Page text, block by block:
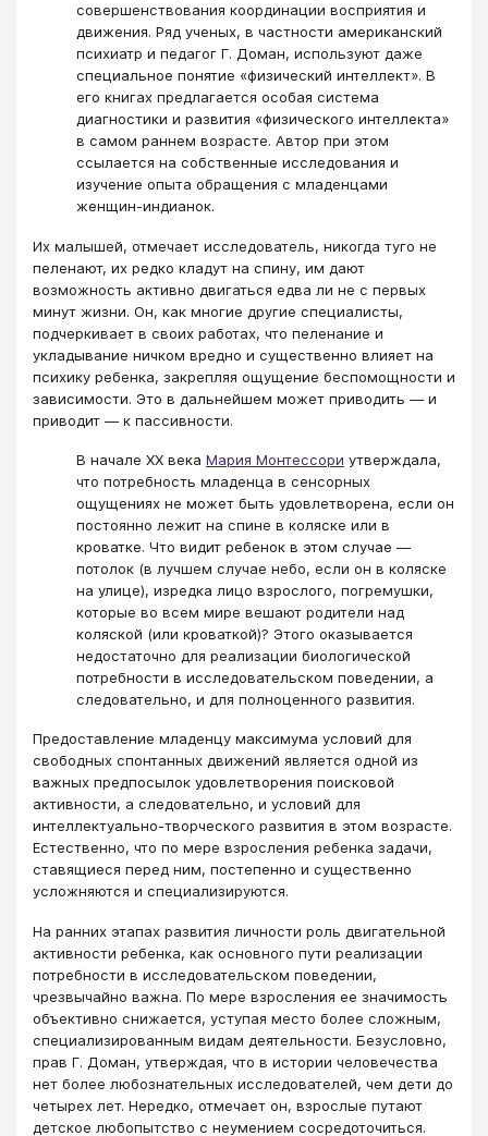
совершенствования координации восприятия и
движения. Ряд ученых, в частности американский
психиатр и педагог Г. Доман, используют даже
специальное понятие «физический интеллект». В
его книгах предлагается особая система
диагностики и развития «физического интеллекта»
в самом раннем возрасте. Автор при этом
ссылается на собственные исследования и
изучение опыта обращения с младенцами
женщин-индианок.
Их малышей, отмечает исследователь, никогда туго не
пеленают, их редко кладут на спину, им дают
возможность активно двигаться едва ли не с первых
минут жизни. Он, как многие другие специалисты,
подчеркивает в своих работах, что пеленание и
укладывание ничком вредно и существенно влияет на
психику ребенка, закрепляя ощущение беспомощности и
зависимости. Это в дальнейшем может приводить ― и
приводит ― к пассивности.
В начале XX века Мария Монтессори утверждала,
что потребность младенца в сенсорных
ощущениях не может быть удовлетворена, если он
постоянно лежит на спине в коляске или в
кроватке. Что видит ребенок в этом случае ―
потолок (в лучшем случае небо, если он в коляске
на улице), изредка лицо взрослого, погремушки,
которые во всем мире вешают родители над
коляской (или кроваткой)? Этого оказывается
недостаточно для реализации биологической
потребности в исследовательском поведении, а
следовательно, и для полноценного развития.
Предоставление младенцу максимума условий для
свободных спонтанных движений является одной из
важных предпосылок удовлетворения поисковой
активности, а следовательно, и условий для
интеллектуально-творческого развития в этом возрасте.
Естественно, что по мере взросления ребенка задачи,
ставящиеся перед ним, постепенно и существенно
усложняются и специализируются.
На ранних этапах развития личности роль двигательной
активности ребенка, как основного пути реализации
потребности в исследовательском поведении,
чрезвычайно важна. По мере взросления ее значимость
объективно снижается, уступая место более сложным,
специализированным видам деятельности. Безусловно,
прав Г. Доман, утверждая, что в истории человечества
нет более любознательных исследователей, чем дети до
четырех лет. Нередко, отмечает он, взрослые путают
детское любопытство с неумением сосредоточиться.